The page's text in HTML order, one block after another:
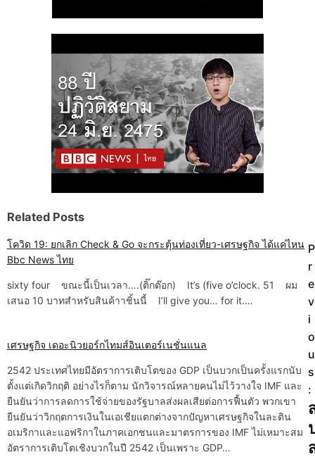
Related Posts
โควิด 19: ยกเลิก Check & Go จะกระตุ้นท่องเที่ยว-เศรษฐกิจ ได้แค่ไหน
Bbc News ไทย
sixty four ขณะนี้เป็นเวลา….(ติ๊กต๊อก) It’s (five o’clock. 51 ผม
เสนอ 10 บาทสำหรับสินค้าาชิ้นนี้ I’ll give you… for it.…
เศรษฐกิจ เดอะนิวยอร์กไทมส์อินเตอร์เนชั่นแนล
2542 ประเทศไทยมีอัตราการเติบโตของ GDP เป็นบวกเป็นครั้งแรกนับ
ตั้งแต่เกิดวิกฤติ อย่างไรก็ตาม นักวิจารณ์หลายคนไม่ไว้วางใจ IMF และ
ยืนยันว่าการลดการใช้จ่ายของรัฐบาลส่งผลเสียต่อการฟื้นตัว พวกเขา
ยืนยันว่าวิกฤตการเงินในเอเชียแตกต่างจากปัญหาเศรษฐกิจในละติน
อเมริกาและแอฟริกาในภาคเอกชนและมาตรการของ IMF ไม่เหมาะสม
อัตราการเติบโตเชิงบวกในปี 2542 เป็นเพราะ GDP…
P
o
s
a
v
i
P
r
e
v
i
o
u
s
: